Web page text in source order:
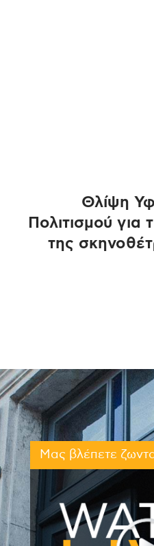
Θλίψη
Πολιτισμού για
της
Μας βλέπετε